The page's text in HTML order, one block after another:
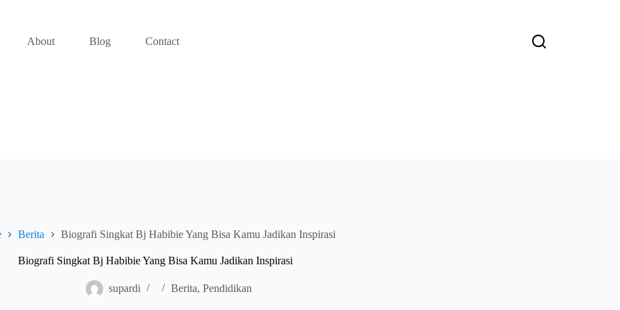
About Blog Contact
Berita Biografi Singkat Bj Habibie Yang Bisa Kamu Jadikan Inspirasi
Biografi Singkat Bj Habibie Yang Bisa Kamu Jadikan Inspirasi
supardi Berita, Pendidikan